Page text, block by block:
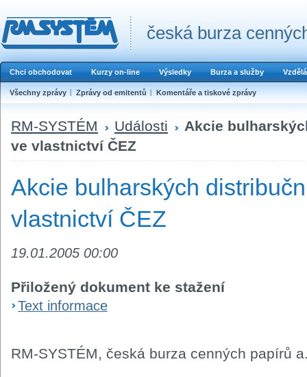
česká burza
Chci obchodovat Kurzy on-line Výsledky Burza a služby
Všechny zprávy Zprávy od emitentů Komentáře a tiskové zprávy
RM-SYSTÉM Události
Akcie
ve vlastnictví ČEZ
Akcie bulharských
vlastnictví ČEZ
19.01.2005 00:00
Přiložený dokument ke stažení
Text informace
RM-SYSTÉM, česká burza cenných papírů